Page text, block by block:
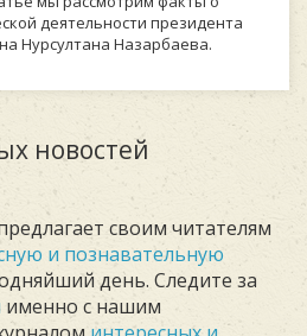
деятельности президента
Нурсултана Назарбаева.
новостей
своим читателям
и познавательную
день. Следите за
именно с нашим